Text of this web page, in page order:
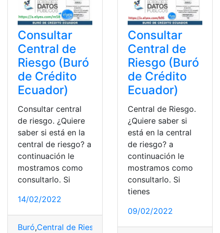
Consultar
Central de
Riesgo (Buró
de Crédito
Ecuador)
Consultar central
de riesgo. ¿Quiere
saber si está en la
central de riesgo? a
continuación le
mostramos como
consultarlo. Si
14/02/2022
Buró,Central de Riesgos Consultas,Crédito,Ecuador
Consultar
Central de
Riesgo (Buró
de Crédito
Ecuador)
Central de Riesgo.
¿Quiere saber si
está en la central
de riesgo? a
continuación le
mostramos como
consultarlo. Si
tienes
09/02/2022